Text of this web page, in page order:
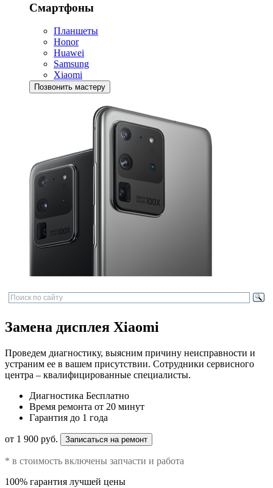
Смартфоны
Планшеты
Honor
Huawei
Samsung
Xiaomi
Позвонить мастеру
Замена дисплея Xiaomi
Проведем диагностику, выясним причину неисправности и
устраним ее в вашем присутствии. Сотрудники сервисного
центра – квалифицированные специалисты.
Диагностика Бесплатно
Время ремонта от 20 минут
Гарантия до 1 года
от 1 900 руб. Записаться на ремонт
* в стоимость включены запчасти и работа
100% гарантия лучшей цены